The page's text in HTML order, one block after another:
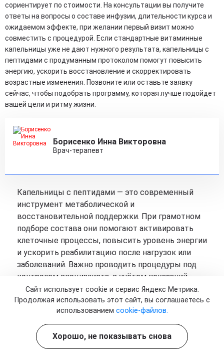
сориентирует по стоимости. На консультации вы получите
ответы на вопросы о составе инфузии, длительности курса и
ожидаемом эффекте, при желании первый визит можно
совместить с процедурой. Если стандартные витаминные
капельницы уже не дают нужного результата, капельницы с
пептидами с продуманным протоколом помогут повысить
энергию, ускорить восстановление и скорректировать
возрастные изменения. Позвоните или оставьте заявку
сейчас, чтобы подобрать программу, которая лучше подойдет
вашей цели и ритму жизни.
Борисенко Инна Викторовна
Врач-терапевт
Капельницы с пептидами — это современный
инструмент метаболической и
восстановительной поддержки. При грамотном
подборе состава они помогают активировать
клеточные процессы, повысить уровень энергии
и ускорить реабилитацию после нагрузок или
заболеваний. Важно проводить процедуры под
контролем специалиста, с учётом показаний,
противопоказаний и индивидуальных
особенностей организма.
Сайт использует cookie и сервис Яндекс Метрика.
Продолжая использовать этот сайт, вы соглашаетесь с
использованием cookie-файлов.
Хорошо, не показывать снова